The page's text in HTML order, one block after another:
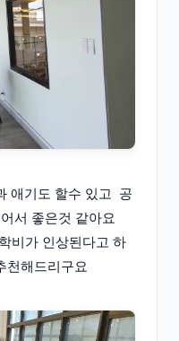
애기도 할수 있고 공
서 좋은것 같아요
비가 인상된다고 하
천해드리구요